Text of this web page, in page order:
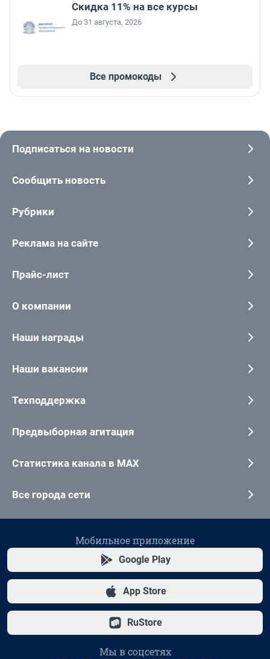
Скидка 11% на все курсы
До 31 августа, 2026
Все промокоды
Подписаться на новости
Сообщить новость
Рубрики
Реклама на сайте
Прайс-лист
О компании
Наши награды
Наши вакансии
Техподдержка
Предвыборная агитация
Статистика канала в MAX
Все города сети
Мобильное приложение
Google Play
App Store
RuStore
Мы в соцсетях